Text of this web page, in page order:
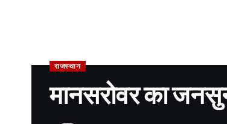
राजस्थान
मानसरोवर का